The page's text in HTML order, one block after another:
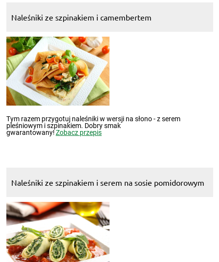
Naleśniki ze szpinakiem i camembertem
Tym razem przygotuj naleśniki w wersji na słono - z serem
pleśniowym i szpinakiem. Dobry smak
gwarantowany!Zobacz przepis
Naleśniki ze szpinakiem i serem na sosie pomidorowym